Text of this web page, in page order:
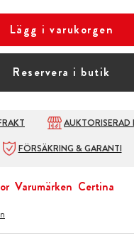
Lägg i varukorgen
Reservera i butik
AUKTORISERAD
FÖRSÄKRING & GARANTI
Varumärken Certina